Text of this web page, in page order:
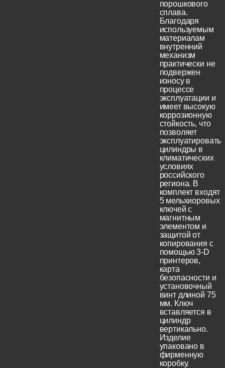
порошкового
сплава.
Благодаря
используемым
материалам
внутренний
механизм
практически не
подвержен
износу в
процессе
эксплуатации и
имеет высокую
коррозионную
стойкость, что
позволяет
эксплуатировать
цилиндры в
климатических
условиях
российского
региона. В
комплект входят
5 мельхиоровых
ключей с
магнитным
элементом и
защитой от
копирования с
помощью 3-D
принтеров,
карта
безопасности и
установочный
винт длиной 75
мм. Ключ
вставляется в
цилиндр
вертикально.
Изделие
упаковано в
фирменную
коробку.